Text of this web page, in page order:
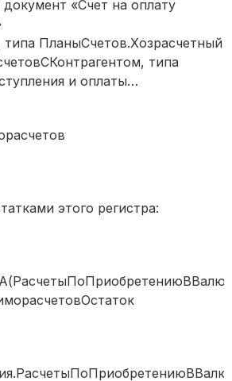
«Счет на оплату
типа ПланыСчетов.Хозрасчетный
типа
и оплаты…
этого регистра: